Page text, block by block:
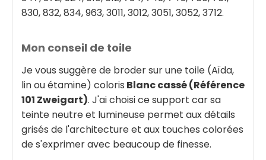
830, 832, 834, 963, 3011, 3012, 3051, 3052, 3712.
Mon conseil de toile
Je vous suggère de broder sur une toile (Aïda,
lin ou étamine) coloris Blanc cassé (Référence
101 Zweigart). J'ai choisi ce support car sa
teinte neutre et lumineuse permet aux détails
grisés de l'architecture et aux touches colorées
de s'exprimer avec beaucoup de finesse.